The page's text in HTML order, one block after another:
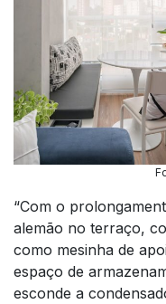
“Com o
alemão no terraço,
como mesinha de
espaço de
esconde a